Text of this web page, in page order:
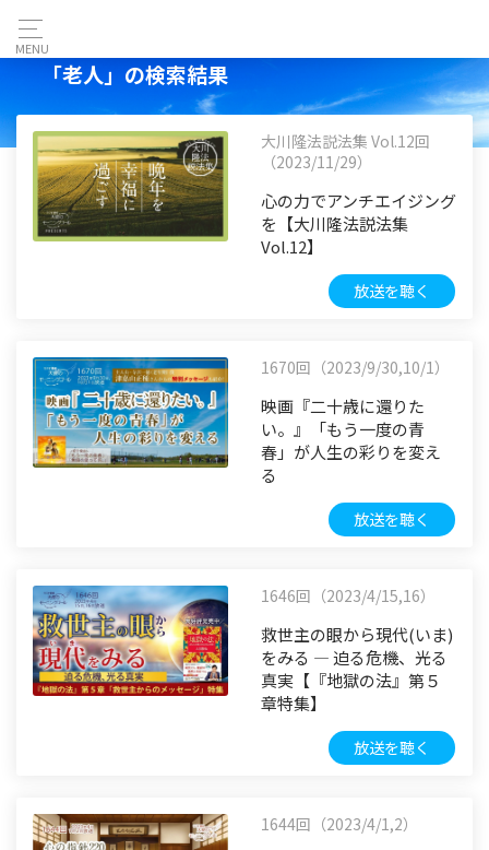
MENU
「老人」の検索結果
大川隆法説法集 Vol.12回
（2023/11/29）
心の力でアンチエイジング
を【大川隆法説法集
Vol.12】
放送を聴く
1670回（2023/9/30,10/1）
映画『二十歳に還りた
い。』「もう一度の青
春」が人生の彩りを変え
る
放送を聴く
1646回（2023/4/15,16）
救世主の眼から現代(いま)
をみる ― 迫る危機、光る
真実【『地獄の法』第５
章特集】
放送を聴く
1644回（2023/4/1,2）